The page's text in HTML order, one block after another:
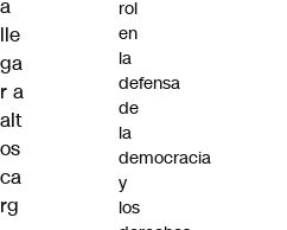
a
lle
ga
r a
alt
os
ca
rg
rol
en
la
defensa
de
la
democracia
y
los